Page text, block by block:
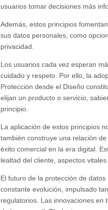
usuarios tomar decisiones más
Además, estos principios
sus datos personales, como
privacidad.
Los usuarios cada vez esperan
cuidado y respeto. Por ello, la
Protección desde el Diseño
elijan un producto o servicio,
principio.
La aplicación de estos principios
también construye una relación
éxito comercial en la era digital.
lealtad del cliente, aspectos
El futuro de la protección de
constante evolución, impulsado
regulatorios. Las innovaciones en